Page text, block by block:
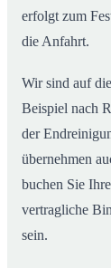
erfolgt zum
die Anfahrt.
Wir sind auf
Beispiel nach
der
übernehmen
buchen Sie
vertragliche
sein.